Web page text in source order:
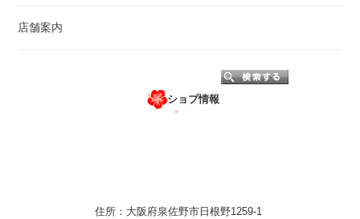
店舗案内
ショプ情報
住所：大阪府泉佐野市日根野1259-1